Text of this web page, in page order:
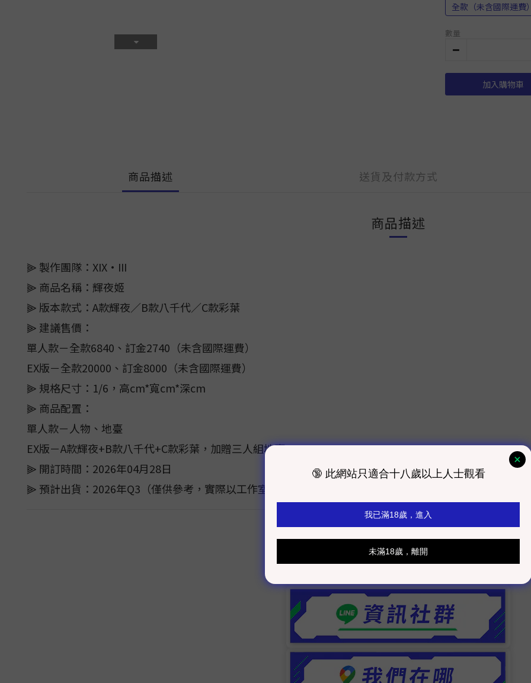
全款（未含國際運費
數量
加入購物車
商品描述 送貨及付款方式
商品描述
⫸ 製作團隊：XIX·III
⫸ 商品名稱：輝夜姬
⫸ 版本款式：A款輝夜／B款八千代／C款彩葉
⫸ 建議售價：
單人款－全款6840、訂金2740（未含國際運費）
EX版－全款20000、訂金8000（未含國際運費）
⫸ 規格尺寸：1/6，高cm*寬cm*深cm
⫸ 商品配置：
單人款－人物、地臺
EX版－A款輝夜+B款八千代+C款彩葉，加贈三人組地臺
⫸ 開訂時間：2026年04月28日
⫸ 預計出貨：2026年Q3（僅供參考，實際以工作室發貨為主）